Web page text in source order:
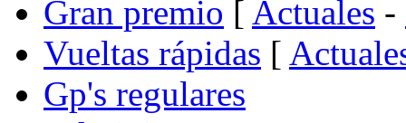
Gran premio [ Actuales -
Vueltas rápidas [
Gp's regulares